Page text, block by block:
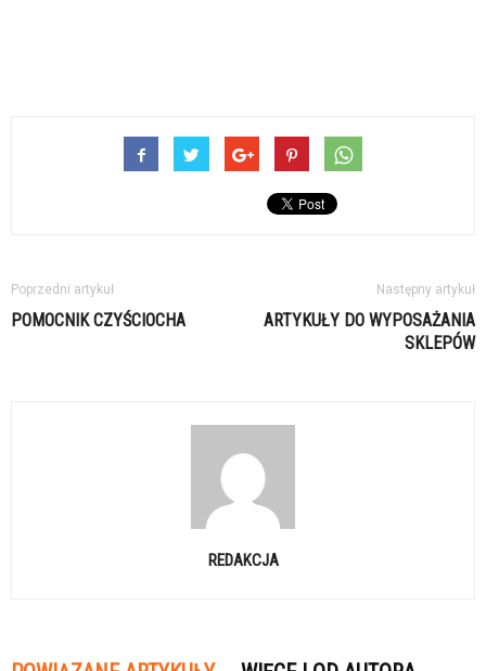
Poprzedni artykuł
POMOCNIK CZYŚCIOCHA
Następny artykuł
ARTYKUŁY DO WYPOSAŻANIA
SKLEPÓW
REDAKCJA